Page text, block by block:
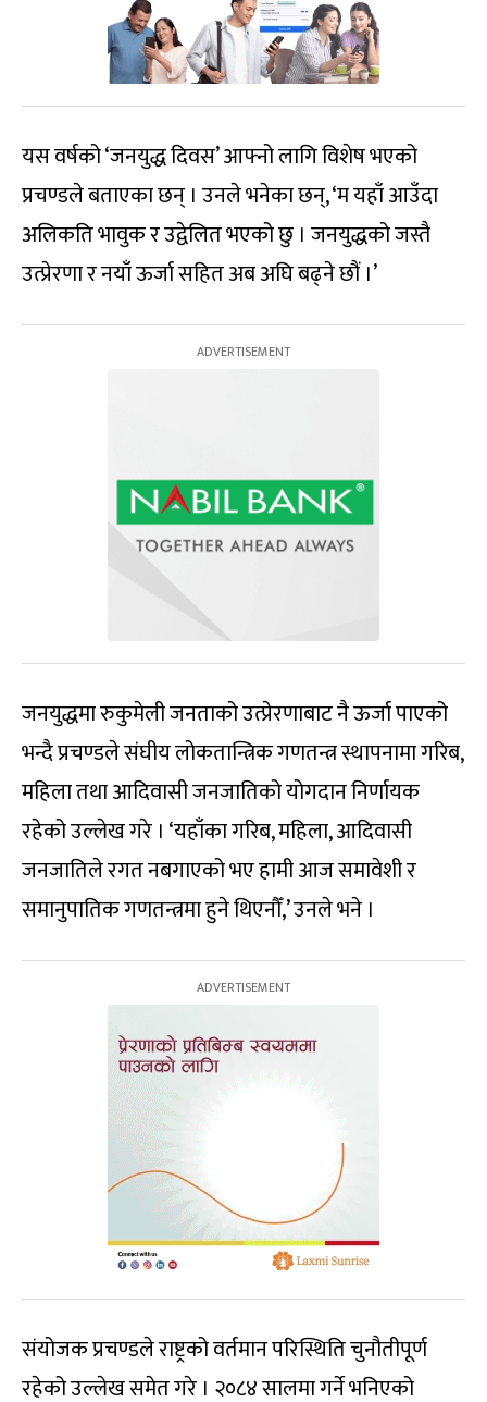
यस वर्षको ‘जनयुद्ध दिवस’ आफ्नो लागि विशेष भएको
प्रचण्डले बताएका छन् । उनले भनेका छन्, ‘म यहाँ आउँदा
अलिकति भावुक र उद्वेलित भएको छु । जनयुद्धको जस्तै
उत्प्रेरणा र नयाँ ऊर्जा सहित अब अघि बढ्ने छौं ।’
जनयुद्धमा रुकुमेली जनताको उत्प्रेरणाबाट नै ऊर्जा पाएको
भन्दै प्रचण्डले संघीय लोकतान्त्रिक गणतन्त्र स्थापनामा गरिब,
महिला तथा आदिवासी जनजातिको योगदान निर्णायक
रहेको उल्लेख गरे । ‘यहाँका गरिब, महिला, आदिवासी
जनजातिले रगत नबगाएको भए हामी आज समावेशी र
समानुपातिक गणतन्त्रमा हुने थिएनौँ,’ उनले भने ।
संयोजक प्रचण्डले राष्ट्रको वर्तमान परिस्थिति चुनौतीपूर्ण
रहेको उल्लेख समेत गरे । २०८४ सालमा गर्ने भनिएको